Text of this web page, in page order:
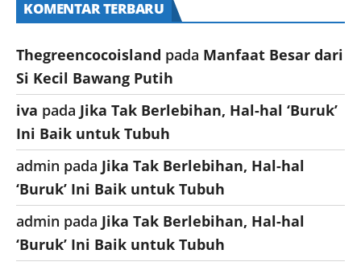
KOMENTAR TERBARU
Thegreencocoisland pada Manfaat Besar dari
Si Kecil Bawang Putih
iva pada Jika Tak Berlebihan, Hal-hal ‘Buruk’
Ini Baik untuk Tubuh
admin pada Jika Tak Berlebihan, Hal-hal
‘Buruk’ Ini Baik untuk Tubuh
admin pada Jika Tak Berlebihan, Hal-hal
‘Buruk’ Ini Baik untuk Tubuh